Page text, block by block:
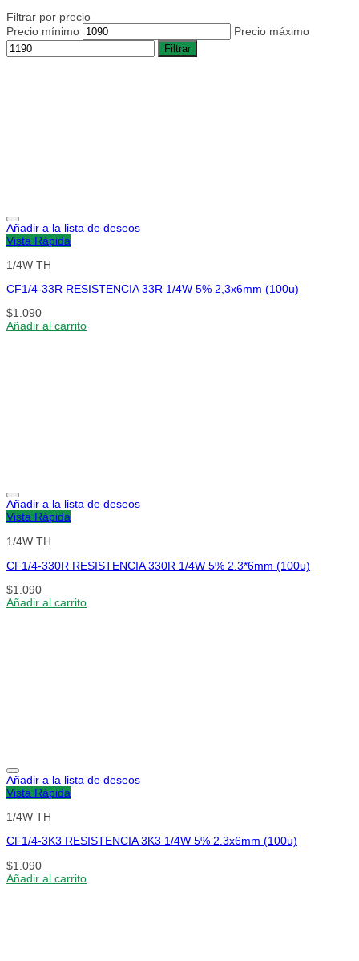
Filtrar por precio
Precio mínimo
Precio máximo
Filtrar
Añadir a la lista de deseos
Vista Rápida
1/4W TH
CF1/4-33R RESISTENCIA 33R 1/4W 5% 2,3x6mm (100u)
$1.090
Añadir al carrito
Añadir a la lista de deseos
Vista Rápida
1/4W TH
CF1/4-330R RESISTENCIA 330R 1/4W 5% 2.3*6mm (100u)
$1.090
Añadir al carrito
Añadir a la lista de deseos
Vista Rápida
1/4W TH
CF1/4-3K3 RESISTENCIA 3K3 1/4W 5% 2.3x6mm (100u)
$1.090
Añadir al carrito